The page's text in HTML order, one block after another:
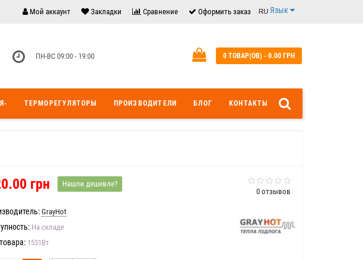
Мой аккаунт Закладки Сравнение Оформить заказ Язык
ПН-ВС 09:00 - 19:00 0 ТОВАР(ОВ) - 0.00 ГРН
ТЕРМОРЕГУЛЯТОРЫ ПРОИЗВОДИТЕЛИ БЛОГ КОНТАКТЫ
0 отзывов
грн Нашли дешевле?
GrayHot
На складе
1531Вт